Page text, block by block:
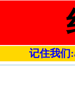
记住我们